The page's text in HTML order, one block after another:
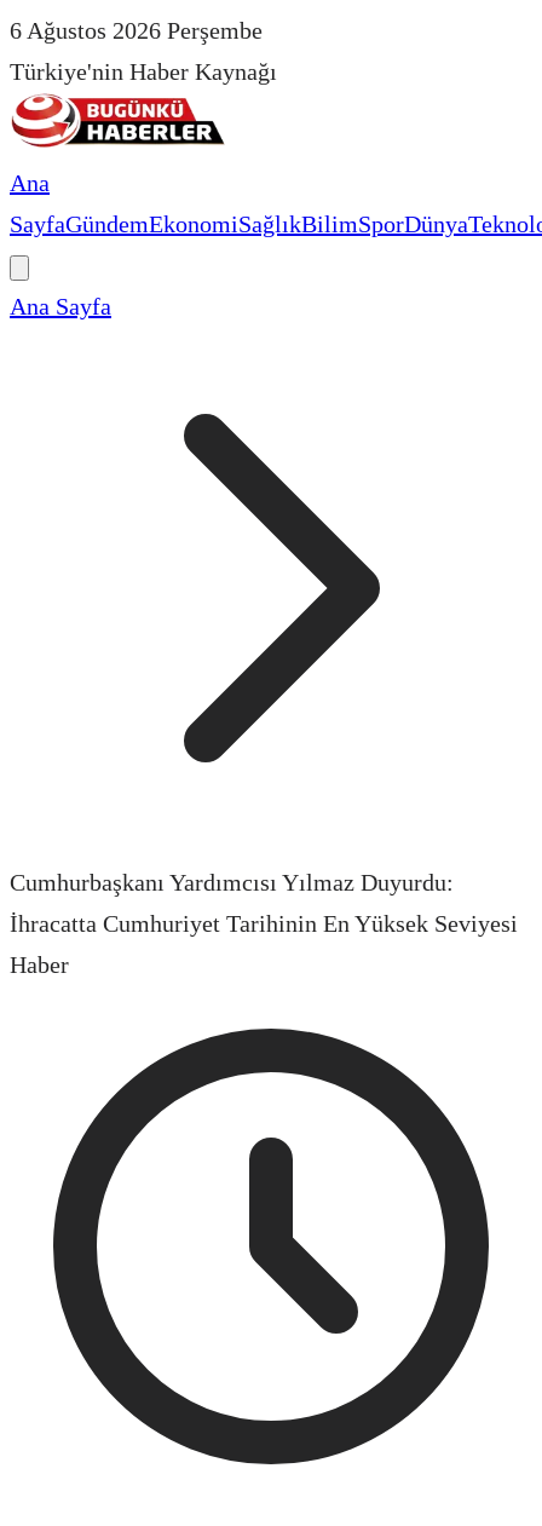
6 Ağustos 2026 Perşembe
Türkiye'nin Haber Kaynağı
Ana
SayfaGündemEkonomiSağlıkBilimSporDünya
Ana Sayfa
Cumhurbaşkanı Yardımcısı Yılmaz Duyurdu:
İhracatta Cumhuriyet Tarihinin En Yüksek Seviyesi
Haber